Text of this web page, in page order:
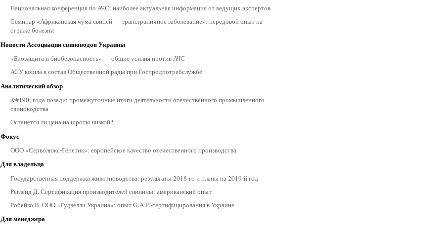
Национальная конференция по АЧС: наиболее актуальная информация от ведущих экспертов
Семинар «Африканская чума свиней — трансграничное заболевание»: передовой опыт на
страже болезни
Новости Ассоциации свиноводов Украины
«Биозащита и биобезопасность» — общие усилия против АЧС
АСУ вошла в состав Общественной рады при Госпродпотребслужбе
Аналитический обзор
&#190; года позади: промежуточные итоги деятельности отечественного промышленного
свиноводства
Останется ли цена на шроты низкой?
Фокус
ООО «Серволюкс-Генетик»: европейское качество отечественного производства
Для владельца
Государственная поддержка животноводства: результаты 2018-го и планы на 2019-й год
Регленд Д. Сертификация производителей свинины: американский опыт
Робейко В. ООО «Гудвелли Украина»: опыт G.A.P.-сертифицирования в Украине
Для менеджера